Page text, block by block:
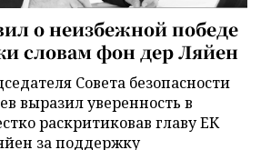
о неизбежной победе
словам фон дер Ляйен
Совета безопасности
выразил уверенность в
раскритиковав главу ЕК
за поддержку